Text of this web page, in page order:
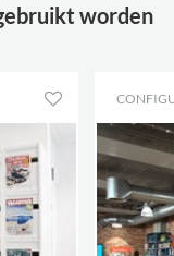
worden